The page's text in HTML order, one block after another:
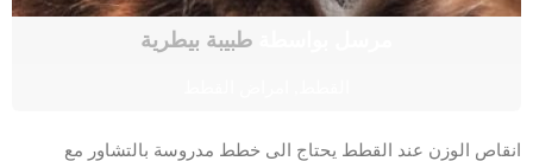
طبيبة بيطرية
انقاص الوزن عند القطط يحتاج الى خطط مدروسة بالتشاور مع